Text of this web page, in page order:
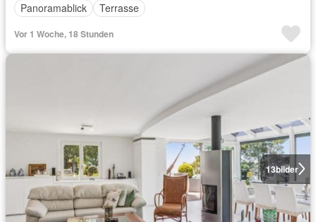
Panoramablick
Terrasse
Vor 1 Woche, 18 Stunden
13bilder